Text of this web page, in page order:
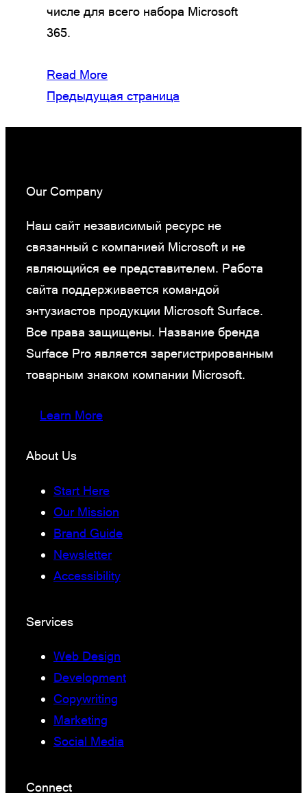
числе для всего набора Microsoft
365.
Read More
Предыдущая страница
Our Company
Наш сайт независимый ресурс не
связанный с компанией Microsoft и не
являющийся ее представителем. Работа
сайта поддерживается командой
энтузиастов продукции Microsoft Surface.
Все права защищены. Название бренда
Surface Pro является зарегистрированным
товарным знаком компании Microsoft.
Learn More
About Us
Start Here
Our Mission
Brand Guide
Newsletter
Accessibility
Services
Web Design
Development
Copywriting
Marketing
Social Media
Connect